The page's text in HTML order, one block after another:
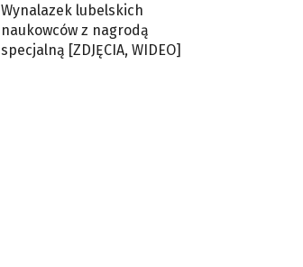
Wynalazek lubelskich
naukowców z nagrodą
specjalną [ZDJĘCIA, WIDEO]